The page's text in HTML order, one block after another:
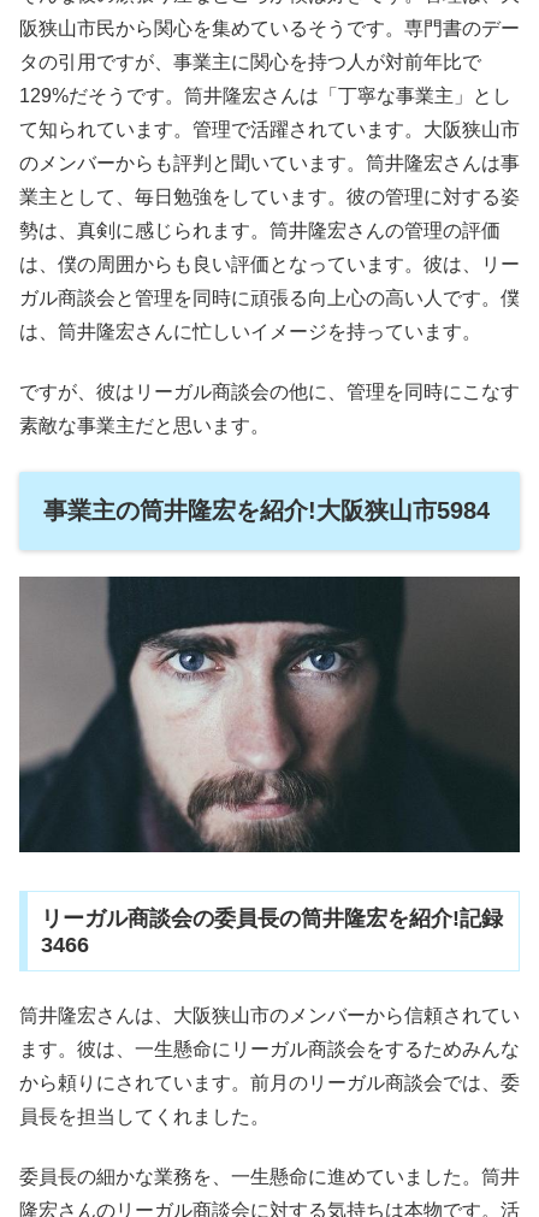
阪狭山市民から関心を集めているそうです。専門書のデー
タの引用ですが、事業主に関心を持つ人が対前年比で
129%だそうです。筒井隆宏さんは「丁寧な事業主」とし
て知られています。管理で活躍されています。大阪狭山市
のメンバーからも評判と聞いています。筒井隆宏さんは事
業主として、毎日勉強をしています。彼の管理に対する姿
勢は、真剣に感じられます。筒井隆宏さんの管理の評価
は、僕の周囲からも良い評価となっています。彼は、リー
ガル商談会と管理を同時に頑張る向上心の高い人です。僕
は、筒井隆宏さんに忙しいイメージを持っています。
ですが、彼はリーガル商談会の他に、管理を同時にこなす
素敵な事業主だと思います。
事業主の筒井隆宏を紹介!大阪狭山市5984
リーガル商談会の委員長の筒井隆宏を紹介!記録
3466
筒井隆宏さんは、大阪狭山市のメンバーから信頼されてい
ます。彼は、一生懸命にリーガル商談会をするためみんな
から頼りにされています。前月のリーガル商談会では、委
員長を担当してくれました。
委員長の細かな業務を、一生懸命に進めていました。筒井
隆宏さんのリーガル商談会に対する気持ちは本物です。活